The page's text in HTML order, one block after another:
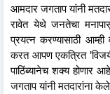
आमदार जगताप यांनी
रावेत येथे जनतेचा
प्रयत्न करण्यासाठी
करत आपण एकत्रित
पाठिंब्यानेच शक्य होणार
जगताप यांनी मतदारांना